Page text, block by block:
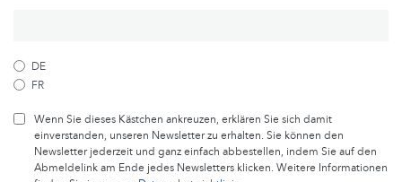
DE
FR
Wenn Sie dieses Kästchen ankreuzen, erklären Sie sich damit
einverstanden, unseren Newsletter zu erhalten. Sie können den
Newsletter jederzeit und ganz einfach abbestellen, indem Sie auf den
Abmeldelink am Ende jedes Newsletters klicken. Weitere Informationen